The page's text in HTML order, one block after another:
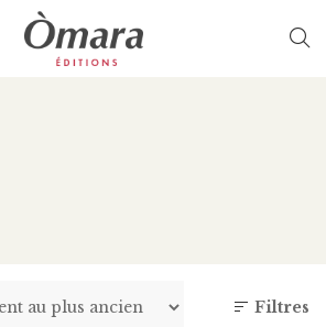
Filtres